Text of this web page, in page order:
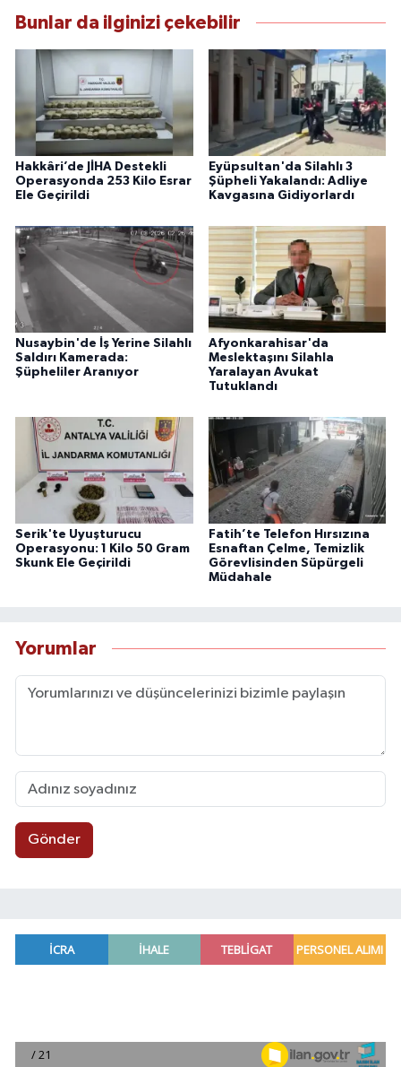
Bunlar da ilginizi çekebilir
Hakkâri’de JİHA Destekli
Operasyonda 253 Kilo Esrar
Ele Geçirildi
Eyüpsultan'da Silahlı 3
Şüpheli Yakalandı: Adliye
Kavgasına Gidiyorlardı
Nusaybin'de İş Yerine Silahlı
Saldırı Kamerada:
Şüpheliler Aranıyor
Afyonkarahisar'da
Meslektaşını Silahla
Yaralayan Avukat
Tutuklandı
Serik'te Uyuşturucu
Operasyonu: 1 Kilo 50 Gram
Skunk Ele Geçirildi
Fatih’te Telefon Hırsızına
Esnaftan Çelme, Temizlik
Görevlisinden Süpürgeli
Müdahale
Yorumlar
Gönder